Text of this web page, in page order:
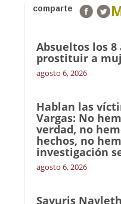
comparte
Absueltos los 8
prostituir a
agosto 6, 2026
Hablan las
Vargas: No
verdad, no
hechos, no
investigación
agosto 6, 2026
Sayuris